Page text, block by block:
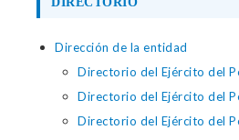
Dirección de la entidad
Directorio del Ejército del
Directorio del Ejército del
Directorio del Ejército del